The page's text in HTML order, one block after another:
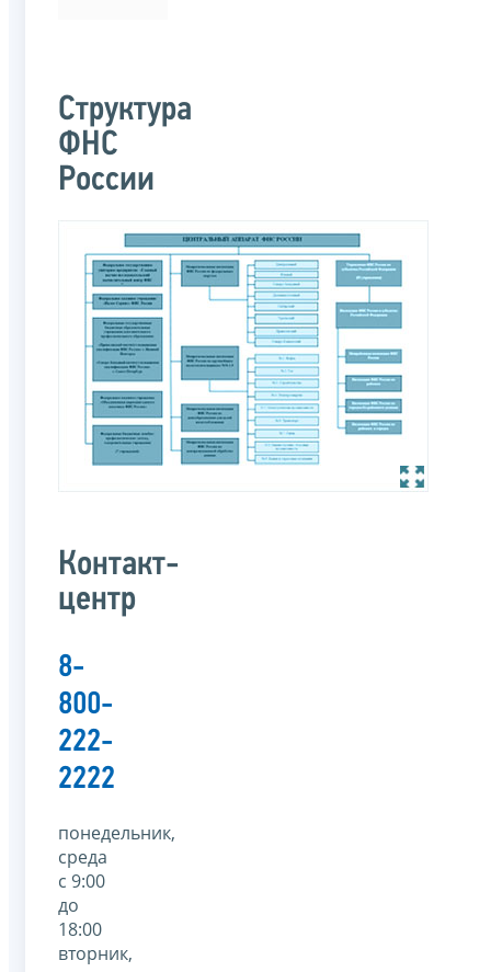
Структура
ФНС
России
Контакт-
центр
8-
800-
222-
2222
понедельник,
среда
с 9:00
до
18:00
вторник,